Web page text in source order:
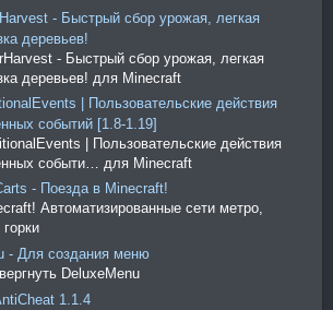
пожалуйста
- Быстрый сбор урожая, легкая
деревьев!
- Быстрый сбор урожая, легкая
деревьев! для Minecraft
| Пользовательские действия
событий [1.8-1.19]
| Пользовательские действия
событи… для Minecraft
- Поезда в Minecraft!
Автоматизированные сети метро,
- Для создания меню
DeluxeMenu
1.1.4